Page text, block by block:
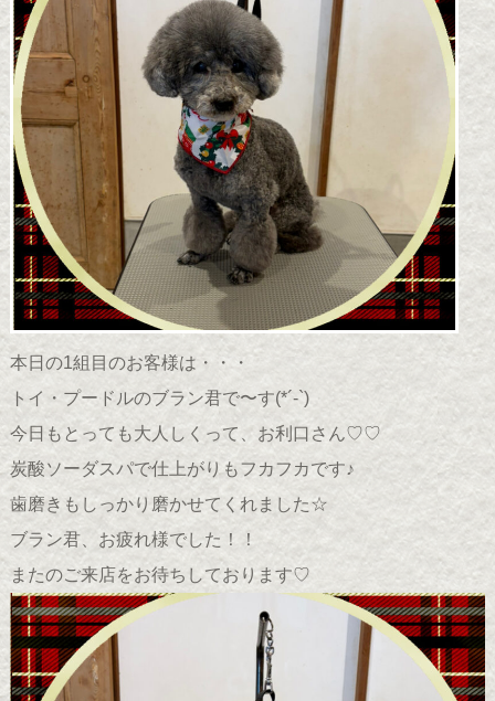
本日の1組目のお客様は・・・
トイ・プードルのブラン君で〜す(*´-`)
今日もとっても大人しくって、お利口さん♡♡
炭酸ソーダスパで仕上がりもフカフカです♪
歯磨きもしっかり磨かせてくれました☆
ブラン君、お疲れ様でした！！
またのご来店をお待ちしております♡